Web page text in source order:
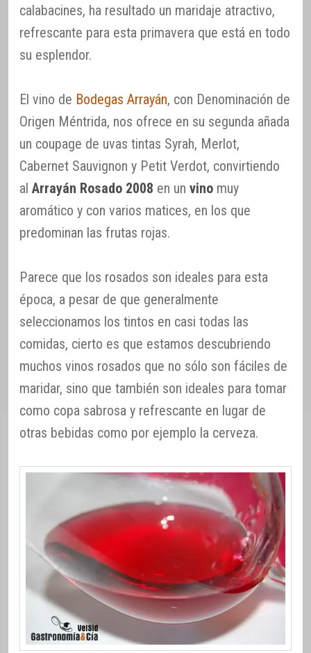
calabacines, ha resultado un maridaje atractivo,
refrescante para esta primavera que está en todo
su esplendor.
El vino de Bodegas Arrayán, con Denominación de
Origen Méntrida, nos ofrece en su segunda añada
un coupage de uvas tintas Syrah, Merlot,
Cabernet Sauvignon y Petit Verdot, convirtiendo
al Arrayán Rosado 2008 en un vino muy
aromático y con varios matices, en los que
predominan las frutas rojas.
Parece que los rosados son ideales para esta
época, a pesar de que generalmente
seleccionamos los tintos en casi todas las
comidas, cierto es que estamos descubriendo
muchos vinos rosados que no sólo son fáciles de
maridar, sino que también son ideales para tomar
como copa sabrosa y refrescante en lugar de
otras bebidas como por ejemplo la cerveza.